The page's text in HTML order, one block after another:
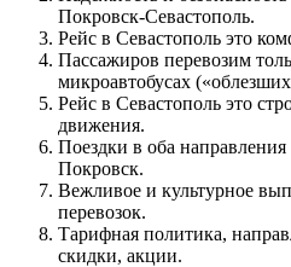
Покровск-Севастополь.
Рейс в Севастополь это
Пассажиров перевозим
микроавтобусах
Рейс в Севастополь это
движения.
Поездки в оба
Покровск.
Вежливое и культурное
перевозок.
Тарифная политика,
скидки, акции.